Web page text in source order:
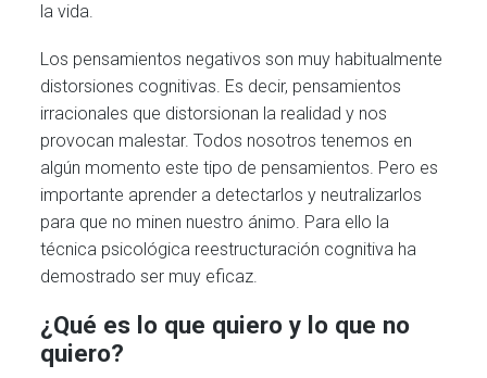
la vida.
Los pensamientos negativos son muy habitualmente
distorsiones cognitivas. Es decir, pensamientos
irracionales que distorsionan la realidad y nos
provocan malestar. Todos nosotros tenemos en
algún momento este tipo de pensamientos. Pero es
importante aprender a detectarlos y neutralizarlos
para que no minen nuestro ánimo. Para ello la
técnica psicológica reestructuración cognitiva ha
demostrado ser muy eficaz.
¿Qué es lo que quiero y lo que no
quiero?